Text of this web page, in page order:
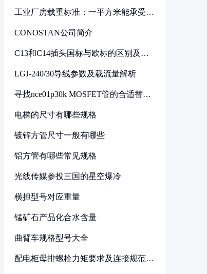
工业厂房载重标准：一平方米能承受多
CONOSTAN公司简介
C13和C14插头国标与欧标的区别及其
LGJ-240/30导线参数及载流量解析
寻找nce01p30k MOSFET管的合适替代
电梯的尺寸有哪些规格
镀锌方管尺寸一般有哪些
铝方管有哪些常见规格
光线传媒参投三国的星空爆冷
横担型号对应重量
锰矿石产品化合水含量
曲臂车规格型号大全
配电柜母排螺栓力矩要求及连接规范详